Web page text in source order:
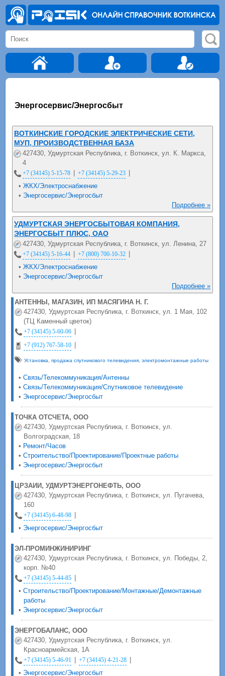
Энергосервис/Энергосбыт
ВОТКИНСКИЕ ГОРОДСКИЕ ЭЛЕКТРИЧЕСКИЕ СЕТИ,
МУП, ПРОИЗВОДСТВЕННАЯ БАЗА
427430, Удмуртская Республика, г. Воткинск, ул. К. Маркса,
4
+7 (34145) 5-15-78 | +7 (34145) 5-29-23 |
• ЖКХ/Электроснабжение
• Энергосервис/Энергосбыт
Подробнее »
УДМУРТСКАЯ ЭНЕРГОСБЫТОВАЯ КОМПАНИЯ,
ЭНЕРГОСБЫТ ПЛЮС, ОАО
427430, Удмуртская Республика, г. Воткинск, ул. Ленина, 27
+7 (34145) 5-16-44 | +7 (800) 700-10-32 |
• ЖКХ/Электроснабжение
• Энергосервис/Энергосбыт
Подробнее »
АНТЕННЫ, МАГАЗИН, ИП МАСЯГИНА Н. Г.
427430, Удмуртская Республика, г. Воткинск, ул. 1 Мая, 102
(ТЦ Каменный цветок)
+7 (34145) 5-60-06 |
+7 (912) 767-58-10 |
Установка продажа спутникового телевидения, электромонтажные работы
• Связь/Телекоммуникация/Антенны
• Связь/Телекоммуникация/Спутниковое телевидение
• Энергосервис/Энергосбыт
ТОЧКА ОТСЧЕТА, ООО
427430, Удмуртская Республика, г. Воткинск, ул.
Волгоградская, 18
• Ремонт/Часов
• Строительство/Проектирование/Проектные работы
• Энергосервис/Энергосбыт
ЦРЗАИИ, УДМУРТЭНЕРГОНЕФТЬ, ООО
427430, Удмуртская Республика, г. Воткинск, ул. Пугачева,
160
+7 (34145) 6-48-98
• Энергосервис/Энергосбыт
ЭЛ-ПРОМИНЖИНИРИНГ
427430, Удмуртская Республика, г. Воткинск, ул. Победы, 2,
корп. №40
+7 (34145) 5-44-85
• Строительство/Проектирование/Монтажные/Демонтажные
работы
• Энергосервис/Энергосбыт
ЭНЕРГОБАЛАНС, ООО
427430, Удмуртская Республика, г. Воткинск, ул.
Красноармейская, 1А
+7 (34145) 5-46-91 +7 (34145) 4-21-28
• Энергосервис/Энергосбыт